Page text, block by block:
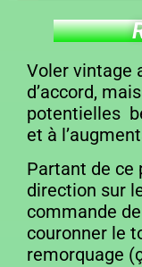
Voler vintage
d’accord,
potentielles
et à
Partant de ce
direction sur
commande
couronner le
remorquage